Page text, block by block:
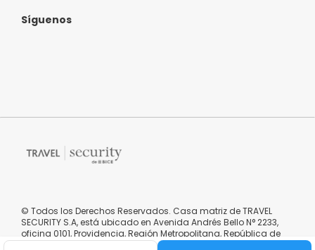
Síguenos
© Todos los Derechos Reservados. Casa matriz de TRAVEL
SECURITY S.A, está ubicado en Avenida Andrés Bello N° 2233,
oficina 0101, Providencia, Región Metropolitana, República de
Chile.